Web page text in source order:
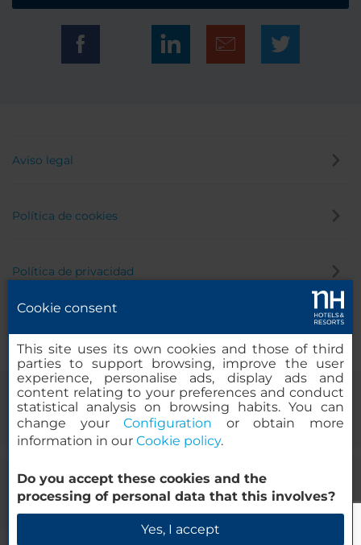
Aviso legal
Política de cookies
Política de privacidad
© 2000-2026 MINOR HOTELS EUROPE & AMERICAS Santa Engracia,
120. 28003 Madrid, España
Cookie consent
This site uses its own cookies and those of third
parties to support browsing, improve the user
experience, personalise ads, display ads and
content relating to your preferences and conduct
statistical analysis on browsing habits. You can
change yourConfiguration or obtain more
information in our Cookie policy.
Do you accept these cookies and the
processing of personal data that this involves?
Yes, I accept